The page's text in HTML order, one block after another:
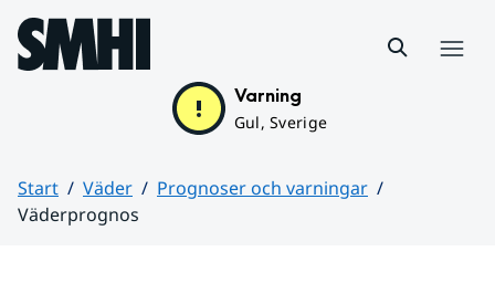
Hoppa till sidans innehåll
Varning
Gul, Sverige
Start Väder
Prognoser och varningar
Väderprognos